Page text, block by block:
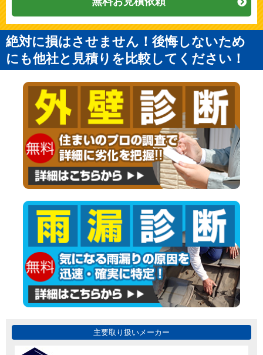
絶対に損はさせません！後悔しないため
にも他社と見積りを比較してください！
主要取り扱いメーカー